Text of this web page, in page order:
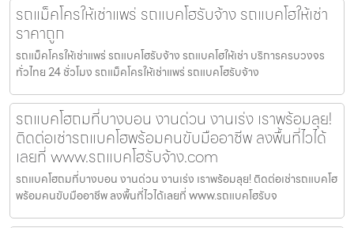
รถแม็คโครให้เช่าแพร่ รถแบคโฮรับจ้าง รถแบคโฮให้เช่า
ราคาถูก
รถแม็คโครให้เช่าแพร่ รถแบคโฮรับจ้าง รถแบคโฮให้เช่า บริการครบวงจร
ทั่วไทย 24 ชั่วโมง รถแม็คโครให้เช่าแพร่ รถแบคโฮรับจ้าง
รถแบคโฮถมที่บางบอน งานด่วน งานเร่ง เราพร้อมลุย!
ติดต่อเช่ารถแบคโฮพร้อมคนขับมืออาชีพ ลงพื้นที่ไวได้
เลยที่ www.รถแบคโฮรับจ้าง.com
รถแบคโฮถมที่บางบอน งานด่วน งานเร่ง เราพร้อมลุย! ติดต่อเช่ารถแบคโฮ
พร้อมคนขับมืออาชีพ ลงพื้นที่ไวได้เลยที่ www.รถแบคโฮรับจ